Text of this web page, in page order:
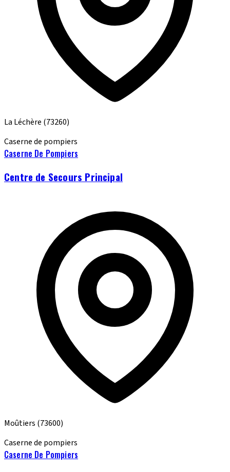
La Léchère (73260)
Caserne de pompiers
Caserne De Pompiers
Centre de Secours Principal
Moûtiers (73600)
Caserne de pompiers
Caserne De Pompiers